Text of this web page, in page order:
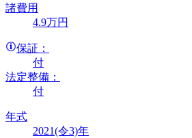
諸費用
4.9万円
保証：
付
法定整備：
付
年式
2021(令3)年